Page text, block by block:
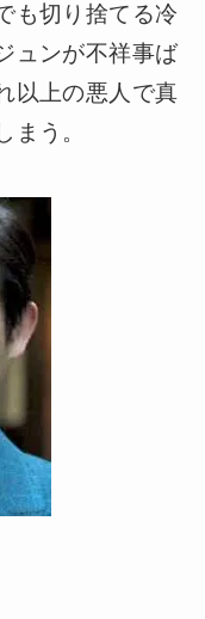
も切り捨てる冷
ュンが不祥事ば
以上の悪人で真
まう。